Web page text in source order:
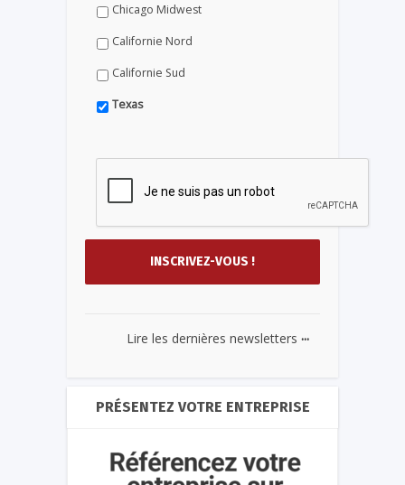
Chicago Midwest
Californie Nord
Californie Sud
Texas
Lire les dernières newsletters ...
PRÉSENTEZ VOTRE ENTREPRISE